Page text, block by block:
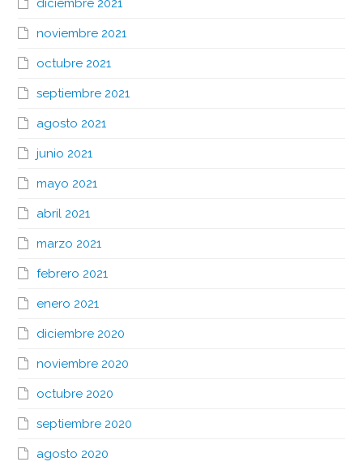
diciembre 2021
noviembre 2021
octubre 2021
septiembre 2021
agosto 2021
junio 2021
mayo 2021
abril 2021
marzo 2021
febrero 2021
enero 2021
diciembre 2020
noviembre 2020
octubre 2020
septiembre 2020
agosto 2020